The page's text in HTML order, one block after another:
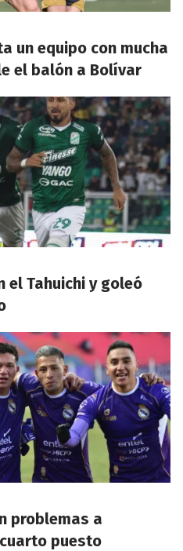
un equipo con mucha
el balón a Bolívar
el Tahuichi y goleó
problemas a
puesto